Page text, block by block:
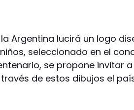
Argentina lucirá un logo
seleccionado en el
se propone invitar
de estos dibujos el